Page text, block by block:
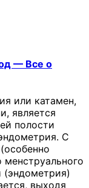
— Все о
или катамен,
является
полости
С
(эндометрия)
выходя